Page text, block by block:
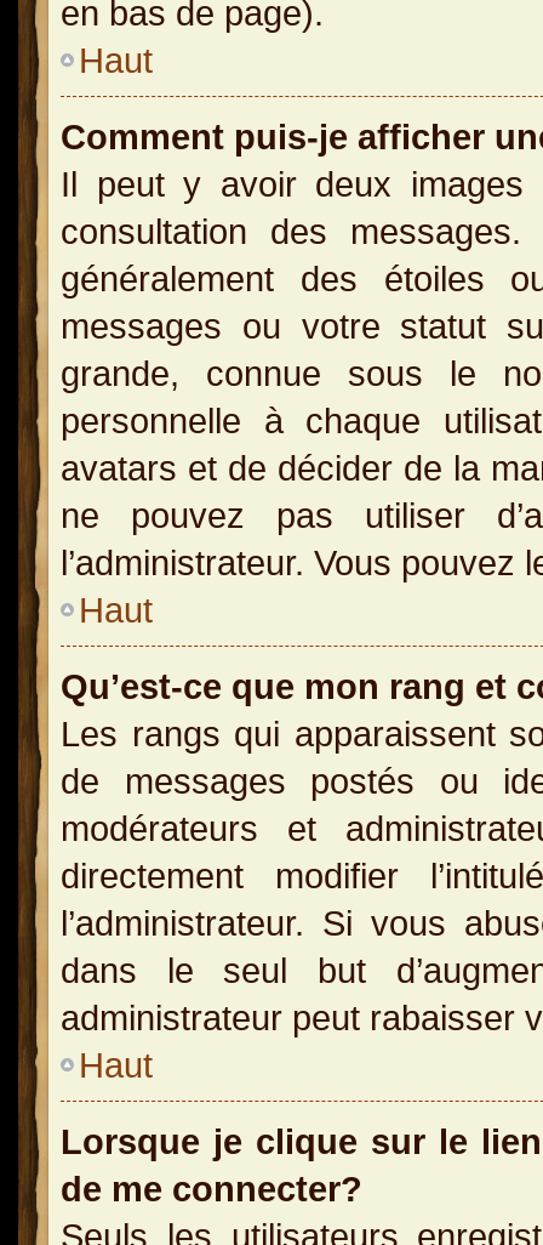
en bas de page).
Haut
Comment puis-je afficher
Il peut y avoir deux images
consultation des
généralement des étoiles
messages ou votre statut
grande, connue sous le
personnelle à chaque
avatars et de décider de la
ne pouvez pas utiliser
l’administrateur. Vous
Haut
Qu’est-ce que mon rang et
Les rangs qui apparaissent
de messages postés ou
modérateurs et
directement modifier
l’administrateur. Si vous
dans le seul but
administrateur peut rabaisser
Haut
Lorsque je clique sur le
de me connecter?
Seuls les utilisateurs